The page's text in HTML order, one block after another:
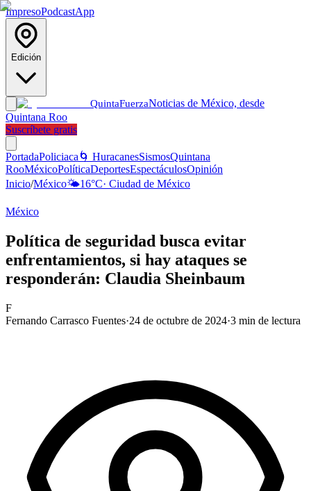
ImpresoPodcastApp
Edición
QuintaFuerzaNoticias de México, desde
Quintana Roo
Suscríbete gratis
PortadaPoliciaca 🌀 HuracanesSismosQuintana
RooMéxicoPolíticaDeportesEspectáculosOpinión
Inicio/México🌤️16°C· Ciudad de México
México
Política de seguridad busca evitar
enfrentamientos, si hay ataques se
responderán: Claudia Sheinbaum
F
Fernando Carrasco Fuentes·24 de octubre de 2024·3 min de lectura